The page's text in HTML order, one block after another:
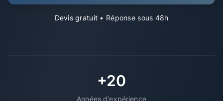
Devis gratuit • Réponse sous 48h
+20
Années d'expérience